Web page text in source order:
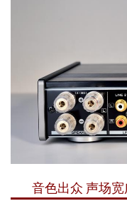
音色出众 声场宽